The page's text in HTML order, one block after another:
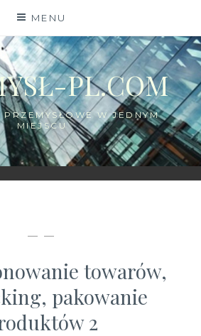
MENU
PL.COM
PRZEMYSŁOWE W JEDNYM
MIEJSCU
— —
towarów,
pakowanie
2